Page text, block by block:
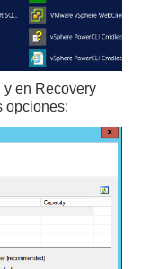
y en Recovery
opciones: